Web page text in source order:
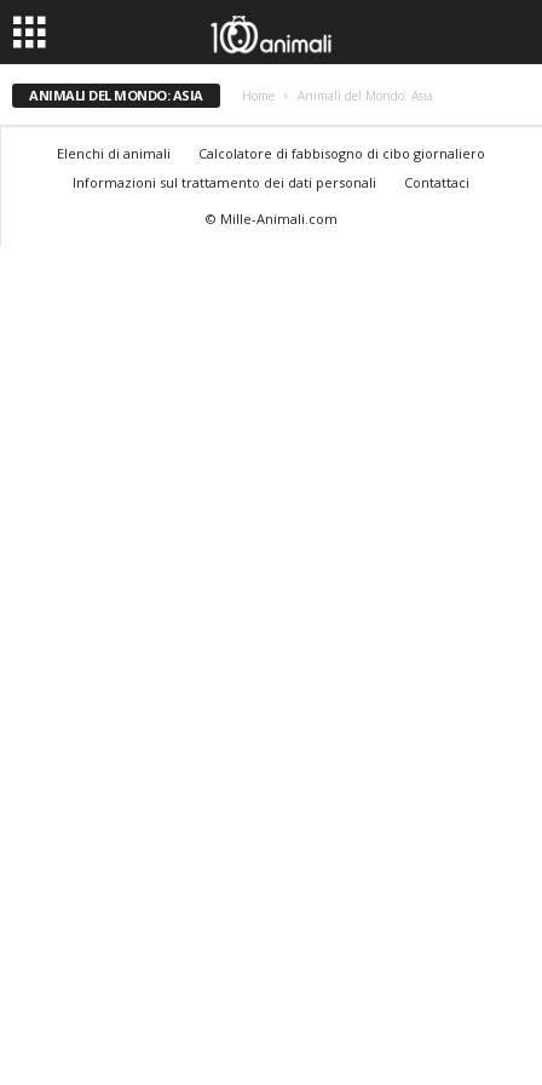
ANIMALI DEL MONDO: ASIA Home Animali del Mondo: Asia
Elenchi di animali
Calcolatore di fabbisogno di cibo giornaliero
Informazioni sul trattamento dei dati personali
Contattaci
© Mille-Animali.com